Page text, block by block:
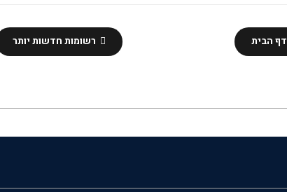
רשומות חדשות יותר דף הבית